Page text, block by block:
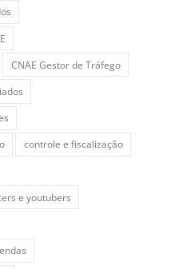
CNAE Gestor de Tráfego
controle e fiscalização
e youtubers